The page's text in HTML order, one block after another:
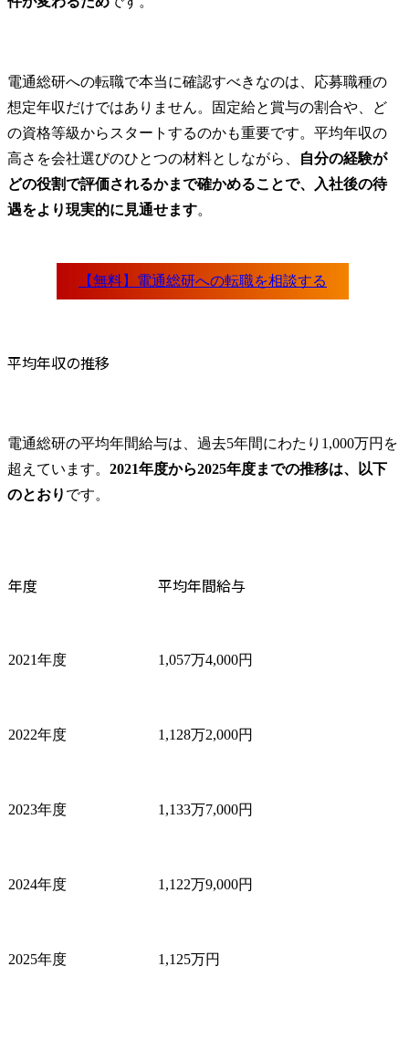
電通総研への転職で本当に確認すべきなのは、応募職種の
想定年収だけではありません。固定給と賞与の割合や、ど
の資格等級からスタートするのかも重要です。平均年収の
高さを会社選びのひとつの材料としながら、
自分の経験が
どの役割で評価されるかまで確かめることで、入社後の待
遇をより現実的に見通せます。
平均年収の推移
電通総研の平均年間給与は、過去5年間にわたり1,000万円を
超えています。 2021年度から2025年度までの推移は、以下
のとおり です。
年度 平均年間給与
2021年度 1,057万4,000円
2022年度 1,128万2,000円
2023年度 1,133万7,000円
2024年度 1,122万9,000円
2025年度 1,125万円